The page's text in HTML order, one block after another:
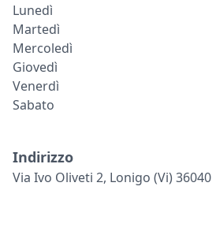
Lunedì
Martedì
Mercoledì
Giovedì
Venerdì
Sabato
Indirizzo
Via Ivo Oliveti 2, Lonigo (vi) 36040